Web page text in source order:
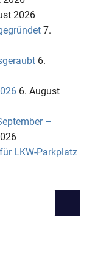
2026
7.
6.
6. August
–
LKW-Parkplatz